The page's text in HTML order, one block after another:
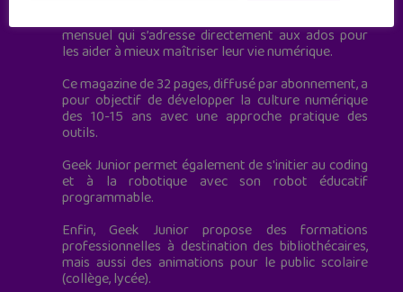
mensuel qui s’adresse directement aux ados pour
les aider à mieux maîtriser leur vie numérique.
Ce magazine de 32 pages, diffusé par abonnement, a
pour objectif de développer la culture numérique
des 10-15 ans avec une approche pratique des
outils.
Geek Junior permet également de s'initier au coding
et à la robotique avec son robot éducatif
programmable.
Enfin, Geek Junior propose des formations
professionnelles à destination des bibliothécaires,
mais aussi des animations pour le public scolaire
(collège, lycée).